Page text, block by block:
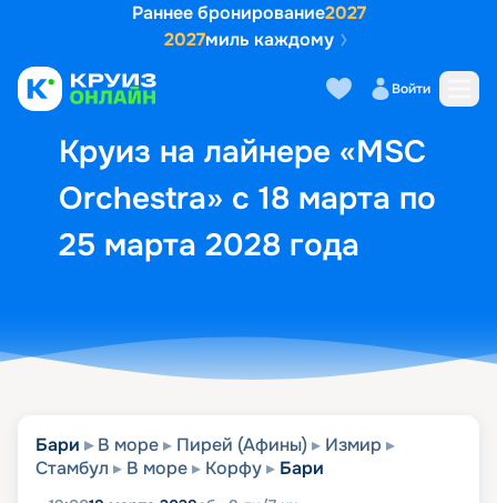
Раннее бронирование2027
2027миль каждому
Войти
Круиз на лайнере «MSC
Orchestra» с 18 марта по
25 марта 2028 года
Выбор кают Маршрут и
Бари В море Пирей (Афины)
Измир
Стамбул
В море Корфу Бари